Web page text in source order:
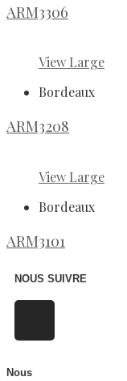
ARM3306
View Large
Bordeaux
ARM3208
View Large
Bordeaux
ARM3101
NOUS SUIVRE
Nous